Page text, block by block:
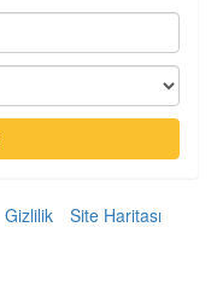
Gizlilik Site Haritası